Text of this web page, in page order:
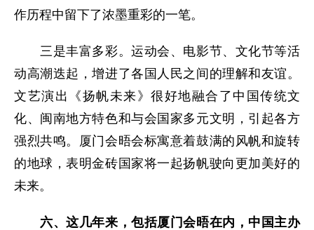
作历程中留下了浓墨重彩的一笔。
三是丰富多彩。运动会、电影节、文化节等活
动高潮迭起，增进了各国人民之间的理解和友谊。
文艺演出《扬帆未来》很好地融合了中国传统文
化、闽南地方特色和与会国家多元文明，引起各方
强烈共鸣。厦门会晤会标寓意着鼓满的风帆和旋转
的地球，表明金砖国家将一起扬帆驶向更加美好的
未来。
六、这几年来，包括厦门会晤在内，中国主办